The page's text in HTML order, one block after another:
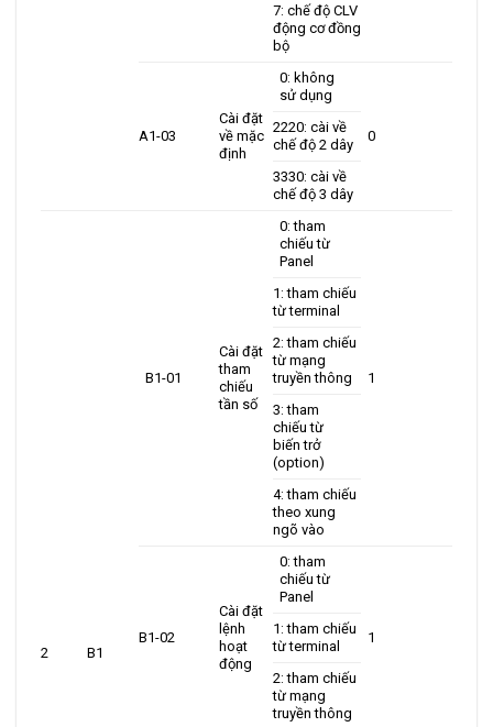
7: chế độ CLV
động cơ đồng
bộ
A1-03
Cài đặt
về mặc
định
0: không
sử dụng
0
2220: cài về
chế độ 2 dây
3330: cài về
chế độ 3 dây
2 B1
B1-01
Cài đặt
tham
chiếu
tần số
0: tham
chiếu từ
Panel
1
1: tham chiếu
từ terminal
2: tham chiếu
từ mạng
truyền thông
3: tham
chiếu từ
biến trở
(option)
4: tham chiếu
theo xung
ngõ vào
B1-02
Cài đặt
lệnh
hoạt
động
0: tham
chiếu từ
Panel
1
1: tham chiếu
từ terminal
2: tham chiếu
từ mạng
truyền thông